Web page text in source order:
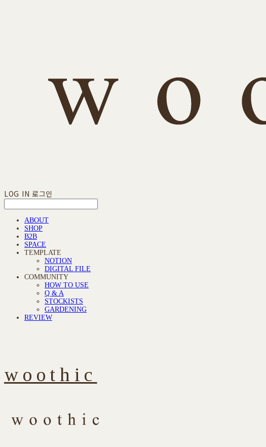
LOG IN 로그인
ABOUT
SHOP
B2B
SPACE
TEMPLATE
NOTION
DIGITAL FILE
COMMUNITY
HOW TO USE
Q & A
STOCKISTS
GARDENING
REVIEW
woothic